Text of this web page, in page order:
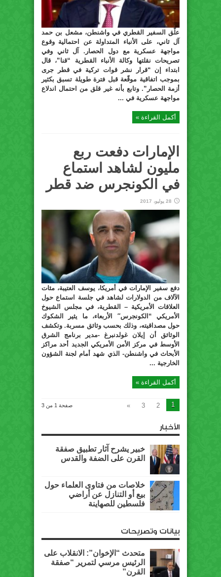
علّق السفير القطري في واشنطن، مشعل بن حمد
آل ثاني، على الأنباء المتداولة عن احتمالية وقوع
مواجهة عسكرية مع دول الحصار. آل ثاني وفي
تصريحات نقلتها وكالة الأنباء القطرية “قنا”، قال
ابتداء إن “قرار نشر قوات تركية في قطر جرى
بموجب اتفاقية موقّعة قبل فترة طويلة تسبق بكثير
أزمة الحصار”. وتابع بأنه غير قلق من احتمال اندلاع
مواجهة عسكرية في ...
أكمل القراءة »
الإمارات دفعت ربع
مليون لشاهد استماع
في الكونجرس ضد قطر
28 يوليو، 2017
دفع سفير الإمارات في أمريكا، يوسف العتيبة، مئات
الآلاف من الدولارات لشاهد في جلسة استماع حول
العلاقات الأمريكية – القطرية، في مجلس الشيوخ
الأمريكي “الكونجرس″ الأربعاء، ما يثير الشكوك
حول مصداقيته، وذلك بحسب وثائق مسربة. وتكشف
الوثائق أن إيلان غولدنبرغ -مدير برنامج الشرق
الأوسط في مركز الأمن الأمريكي الجديد أحد مراكز
الأبحاث في واشنطن- الذي شهد أمام لجنة الشؤون
الخارجية ...
أكمل القراءة »
صفحة 1 من 3 1
2
3
»
الأخبار
خبير يشرح آثار تطبيق صفقة
القرن على الضفة والقدس
خلاصات من فتاوى العلماء حول
بيع أو التنازل عن أراضي
فلسطين للصهاينة
بيانات وتصريحات
متحدث “الإخوان”: الانقلاب على
الرئيس مرسي لتمرير “صفقة
القرن”